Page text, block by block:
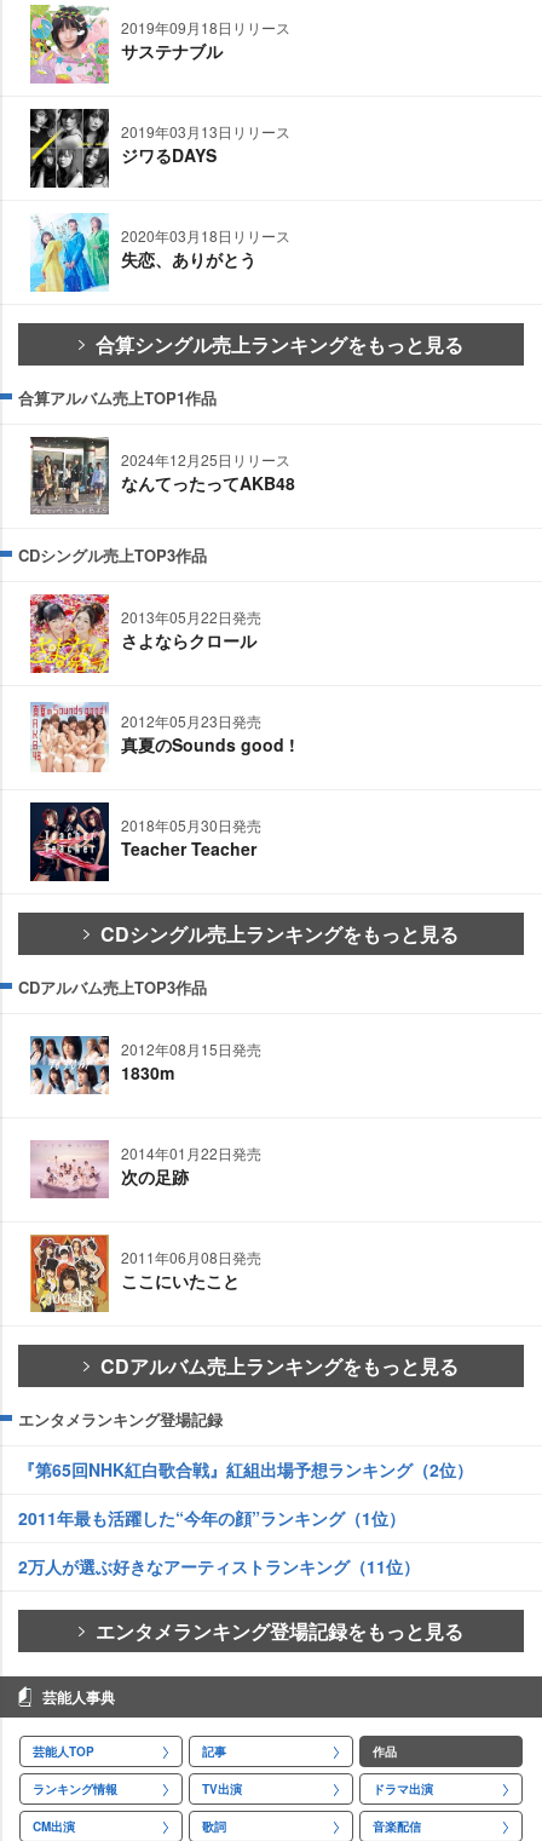
2019年09月18日リリース
サステナブル
2019年03月13日リリース
ジワるDAYS
2020年03月18日リリース
失恋、ありがとう
合算シングル売上ランキングをもっと見る
合算アルバム売上TOP1作品
2024年12月25日リリース
なんてったってAKB48
CDシングル売上TOP3作品
2013年05月22日発売
さよならクロール
2012年05月23日発売
真夏のSounds good !
2018年05月30日発売
Teacher Teacher
CDシングル売上ランキングをもっと見る
CDアルバム売上TOP3作品
2012年08月15日発売
1830m
2014年01月22日発売
次の足跡
2011年06月08日発売
ここにいたこと
CDアルバム売上ランキングをもっと見る
エンタメランキング登場記録
『第65回NHK紅白歌合戦』紅組出場予想ランキング（2位）
2011年最も活躍した“今年の顔”ランキング（1位）
2万人が選ぶ好きなアーティストランキング（11位）
エンタメランキング登場記録をもっと見る
芸能人事典
芸能人TOP 記事 作品
ランキング情報 TV出演 ドラマ出演
CM出演 歌詞 音楽配信